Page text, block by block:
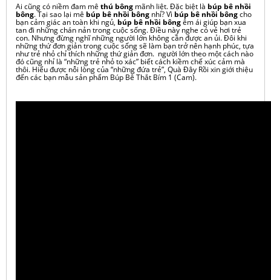
Ai cũng có niềm đam mê thú bông mãnh liệt. Đặc biệt là búp bê nhồi
bông. Tại sao lại mê búp bê nhồi bông nhỉ? Vì búp bê nhồi bôngcho
bạn cảm giác an toàn khi ngủ, búp bê nhồi bôngêm ái giúp bạn xua
tan đi những chán nản trong cuộc sống. Điều này nghe có vẻ hơi trẻ
con. Nhưng đừng nghĩ những người lớn không cần được an ủi. Đôi khi
những thứ đơn giản trong cuộc sống sẽ làm bạn trở nên hạnh phúc, tựa
như trẻ nhỏ chỉ thích những thứ giản đơn. người lớn theo một cách nào
đó cũng nhỉ là “những trẻ nhỏ to xác” biết cách kiềm chế xúc cảm mà
thôi. Hiểu được nỗi lòng của “những đứa trẻ”, Quà Đây Rồi xin giới thiệu
đến các bạn mẫu sản phẩm Búp Bê Thắt Bím 1 (Cam).